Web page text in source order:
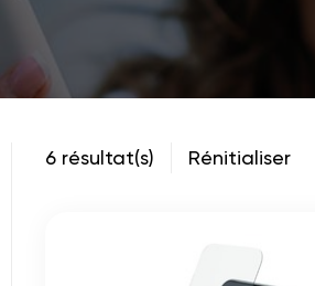
6 résultat(s) Rénitialiser